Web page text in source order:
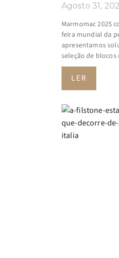
Agosto 31,
Marmomac 2025
feira mundial da
apresentamos
seleção de
LER